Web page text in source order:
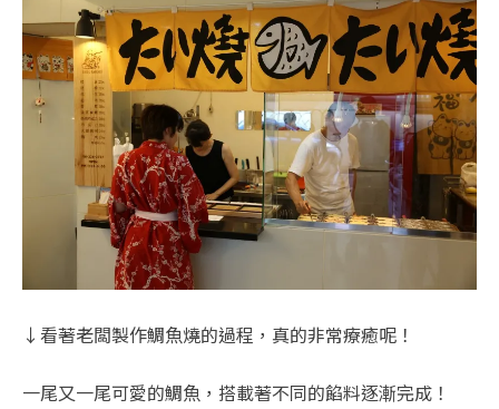
↓看著老闆製作鯛魚燒的過程，真的非常療癒呢！
一尾又一尾可愛的鯛魚，搭載著不同的餡料逐漸完成！